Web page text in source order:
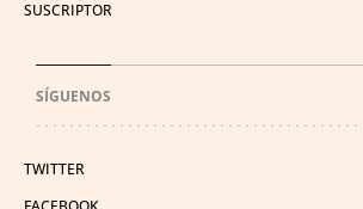
SUSCRIPTOR
SÍGUENOS
TWITTER